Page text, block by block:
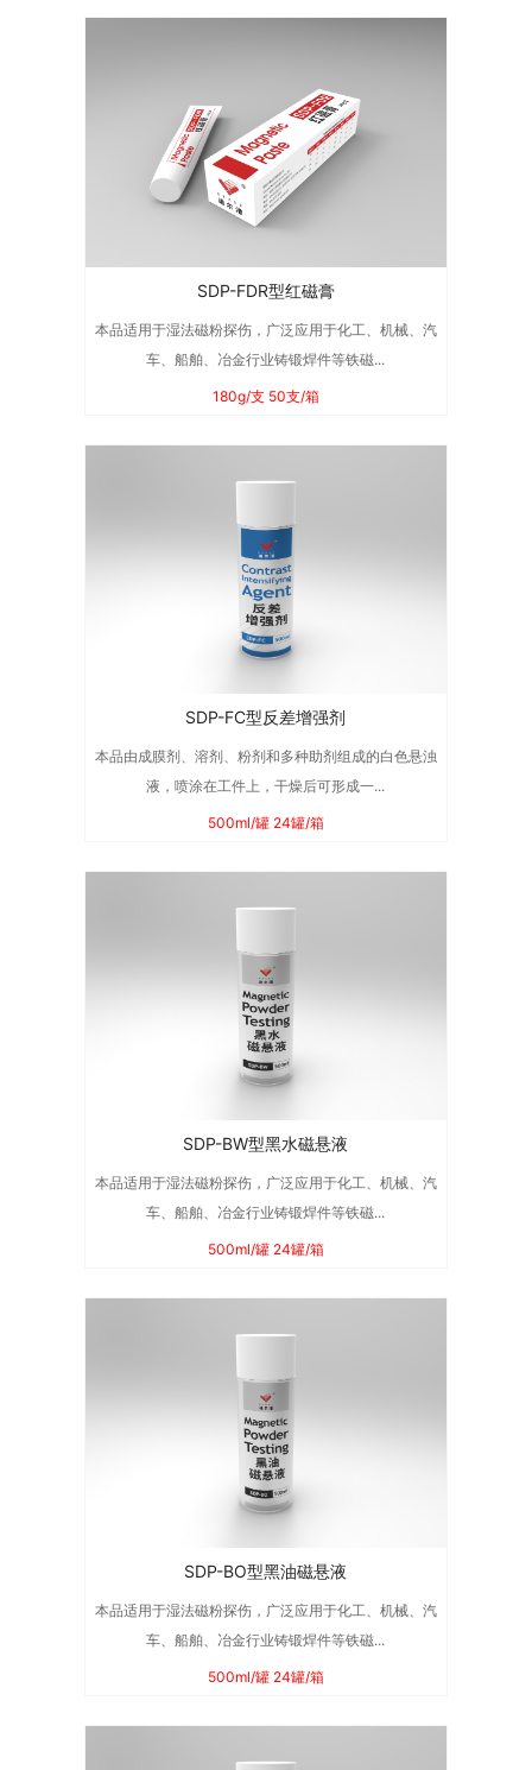
SDP-FDR型红磁膏
本品适用于湿法磁粉探伤，广泛应用于化工、机械、汽
车、船舶、冶金行业铸锻焊件等铁磁...
180g/支 50支/箱
SDP-FC型反差增强剂
本品由成膜剂、溶剂、粉剂和多种助剂组成的白色悬浊
液，喷涂在工件上，干燥后可形成一...
500ml/罐 24罐/箱
SDP-BW型黑水磁悬液
本品适用于湿法磁粉探伤，广泛应用于化工、机械、汽
车、船舶、冶金行业铸锻焊件等铁磁...
500ml/罐 24罐/箱
SDP-BO型黑油磁悬液
本品适用于湿法磁粉探伤，广泛应用于化工、机械、汽
车、船舶、冶金行业铸锻焊件等铁磁...
500ml/罐 24罐/箱